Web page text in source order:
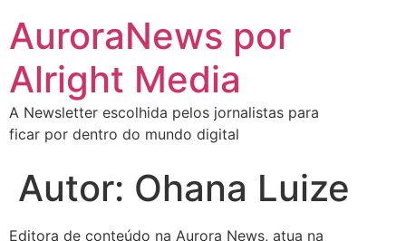
AuroraNews por
Alright Media
A Newsletter escolhida pelos jornalistas para
ficar por dentro do mundo digital​
Autor: Ohana Luize
Editora de conteúdo na Aurora News, atua na